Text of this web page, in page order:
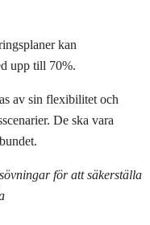
kan
upp till 70%.
av sin flexibilitet och
De ska vara
för att säkerställa